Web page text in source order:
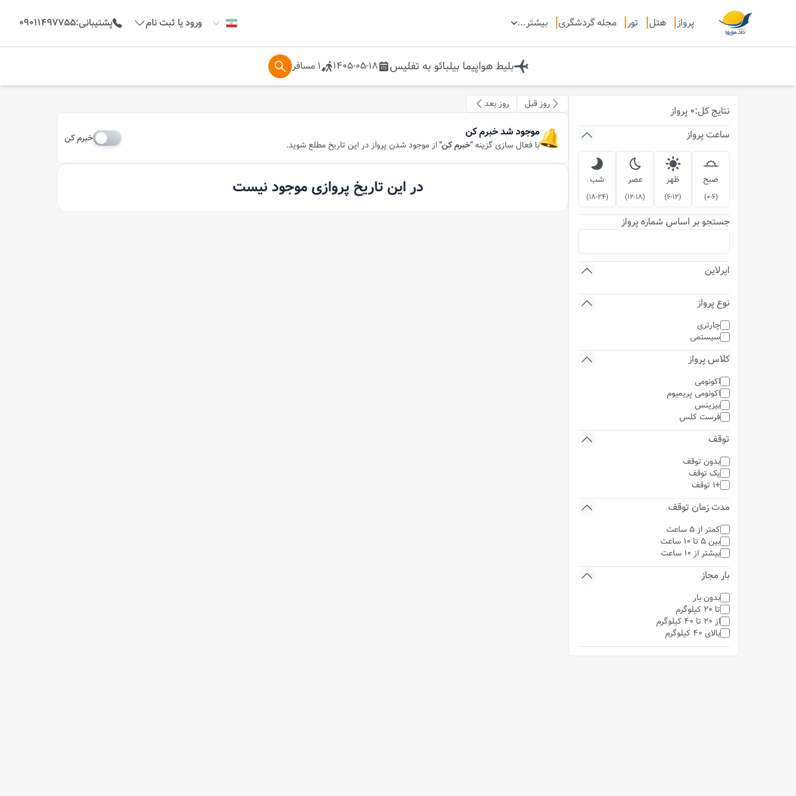
پرواز هتل تور مجله گردشگری بیشتر... ورود یا ثبت نام پشتیبانی:
09011497755
بلیط هواپیما بیلبائو به تفلیس 1405-05-18
1 مسافر
نتایج کل:
0 پرواز
ساعت پرواز
صبح
(
0-6
)
ظهر
(
6-12
)
عصر
(
12-18
)
شب
(
18-24
)
جستجو بر اساس شماره پرواز
ایرلاین
نوع پرواز
چارتری
سیستمی
کلاس پرواز
اکونومی
اکونومی پریمیوم
بیزینس
فرست کلس
توقف
بدون توقف
یک توقف
+1 توقف
مدت زمان توقف
کمتر از 5 ساعت
بین 5 تا 10 ساعت
بیشتر از 10 ساعت
بار مجاز
بدون بار
تا 20 کیلوگرم
از 20 تا 40 کیلوگرم
بالای 40 کیلوگرم
روز قبل روز بعد
موجود شد خبرم کن
با فعال سازی گزینه"خبرم کن"از موجود شدن پرواز در این تاریخ مطلع شوید.
خبرم کن
در این تاریخ پروازی موجود نیست